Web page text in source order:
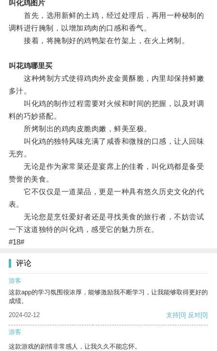
叫化鸡图片
首先，选用新鲜的土鸡，经过处理后，再用一种秘制的
调料进行腌制，以增加鸡肉的口感和香气。
接着，将腌制好的鸡鸭架在竹架上，在火上烤制。
叫花鸡哪里买
这种烤制方式使得鸡肉外皮金黄酥脆，内里却保持鲜嫩
多汁。
叫化鸡的制作过程需要对火候和时间的把握，以及对调
料的巧妙搭配。
所烤制出的鸡肉皮脆肉嫩，鲜美至极。
叫化鸡的独特风味充满了咸香和微辣的口感，让人回味
无穷。
无论是作为家常菜还是宴席上的佳肴，叫化鸡都是备受
赞誉的美食。
它不仅仅是一道菜品，更是一种具有悠久历史文化的代
表。
无论您是烹饪爱好者还是寻找美食的旅行者，不妨尝试
一下这道独特的叫化鸡，感受它的魅力所在。
#18#
评论
游客
这款app的学习氛围很浓厚，能够激励我不断学习，让我能够取得更好的
成绩。
2024-02-12
支持[0] 反对[0]
游客
这款游戏的剧情非常感人，让我久久不能忘怀。